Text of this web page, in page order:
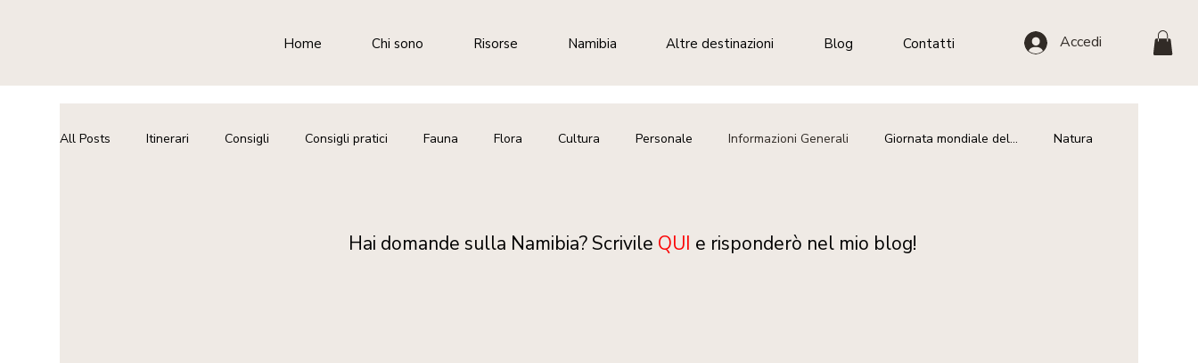
Home Chi sono Risorse Namibia Altre destinazioni Blog Contatti Accedi
All Posts Itinerari Consigli Consigli pratici Fauna Flora Cultura Personale Informazioni Generali Giornata mondiale del... Natura
Hai domande sulla Namibia? Scrivile QUI e risponderò nel mio blog!